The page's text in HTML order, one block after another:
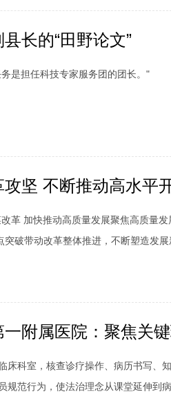
长的“田野论文”
是担任科技专家服务团的团长。"
坚 不断推动高水平
革 加快推动高质量发展聚焦高质量发
突破带动改革整体推进，不断塑造发
附属医院：聚焦关
床科室，核查诊疗操作、病历书写、
规范行为，使法治理念从课堂延伸到